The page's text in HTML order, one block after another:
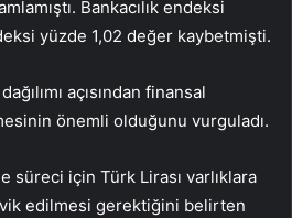
Bankacılık endeksi
yüzde 1,02 değer kaybetmişti.
açısından finansal
önemli olduğunu vurguladı.
süreci için Türk Lirası varlıklara
edilmesi gerektiğini belirten